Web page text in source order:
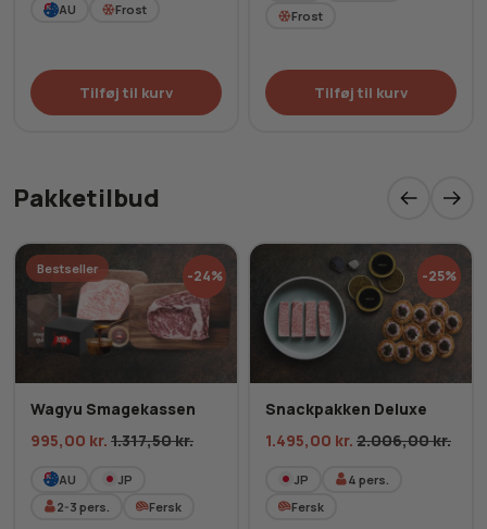
AU Frost
Tilføj til kurv
Frost
Tilføj til kurv
Pakketilbud
Bestseller -24%
Wagyu Smagekassen
995,00 kr. 1.317,50kr.
AU
JP
2-3 pers. Fersk
-25%
Snackpakken Deluxe
1.495,00 kr. 2.006,00kr.
JP 4 pers.
Fersk